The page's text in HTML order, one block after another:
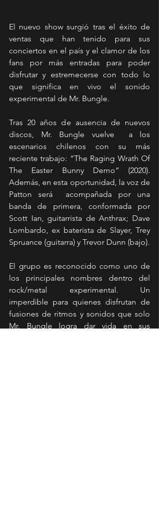
El nuevo show surgió tras el éxito de
ventas que han tenido para sus
conciertos en el país y el clamor de los
fans por más entradas para poder
disfrutar y estremecerse con todo lo
que significa en vivo el sonido
experimental de Mr. Bungle.
Tras 20 años de ausencia de nuevos
discos, Mr. Bungle vuelve  a los
escenarios chilenos con su más
reciente trabajo: “The Raging Wrath Of
The Easter Bunny Demo” (2020).
Además, en esta oportunidad, la voz de
Patton será  acompañada por una
banda de primera, conformada por
Scott Ian, guitarrista de Anthrax; Dave
Lombardo, ex baterista de Slayer, Trey
Spruance (guitarra) y Trevor Dunn (bajo).
El grupo es reconocido como uno de
los principales nombres dentro del
rock/metal experimental. Un
imperdible para quienes disfrutan de
fusiones de ritmos y sonidos que solo
Mr. Bungle logra dar vida en sus